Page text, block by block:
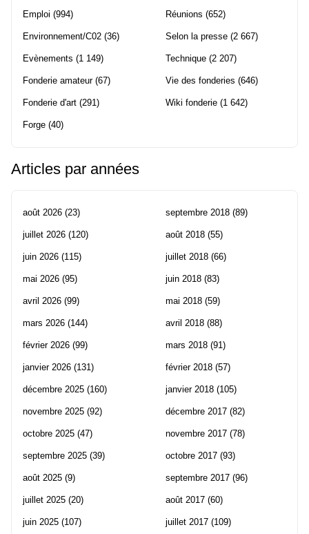
Emploi (994)
Environnement/C02 (36)
Evènements (1 149)
Fonderie amateur(67)
Fonderie d'art (291)
Forge (40)
Réunions (652)
Selon la presse (2 667)
Technique (2 207)
Vie des fonderies (646)
Wiki fonderie (1 642)
Articles par années
août 2026 (23)
juillet 2026 (120)
juin 2026 (115)
mai 2026 (95)
avril 2026 (99)
mars 2026 (144)
février 2026 (99)
janvier 2026 (131)
décembre 2025 (160)
novembre 2025 (92)
octobre 2025 (47)
septembre 2025 (39)
août 2025 (9)
juillet 2025 (20)
juin 2025 (107)
septembre 2018 (89)
août 2018 (55)
juillet 2018 (66)
juin 2018 (83)
mai 2018 (59)
avril 2018 (88)
mars 2018 (91)
février 2018 (57)
janvier 2018 (105)
décembre 2017 (82)
novembre 2017 (78)
octobre 2017 (93)
septembre 2017 (96)
août 2017 (60)
juillet 2017 (109)